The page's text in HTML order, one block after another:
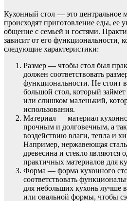
Кухонный стол — это центральное
происходят приготовление еды, ее
общение с семьей и гостями.
зависит от его функциональности,
следующие характеристики:
Размер — чтобы стол был
должен соответствовать
функциональности. Не стоит
большой стол, который
или слишком маленький,
использования.
Материал — материал
прочным и долговечным, а
воздействию влаги, тепла и
Например, нержавеющая
древесина и стекло являются
практичных материалов для
Форма — форма кухонного
соответствовать
для небольших кухонь лучше
или овальной формы, чтобы